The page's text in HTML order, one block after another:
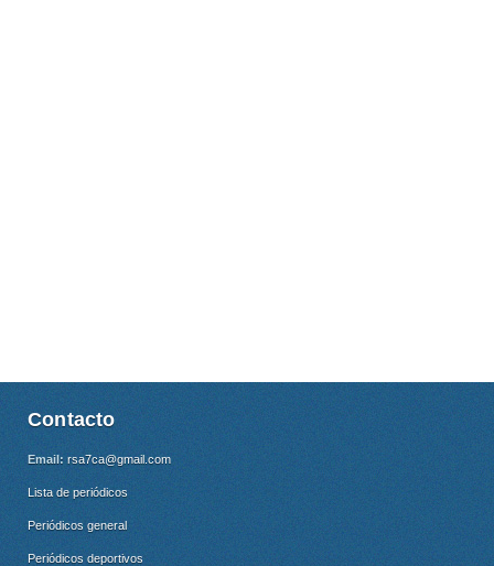
Contacto
Email: rsa7ca@gmail.com
Lista de periódicos
Periódicos general
Periódicos deportivos